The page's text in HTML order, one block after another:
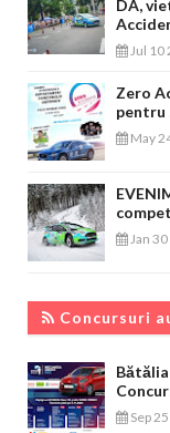
DA,
Jul 10
Zero
pentru
May
Jan
Concursuri
Sep